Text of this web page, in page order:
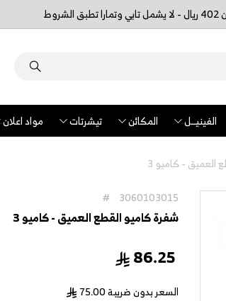
الفينيــل المكائن تيشرتات مواد اعلان
العميق - كاميو 3
3060103015
#
شفرة كاميو القطع العميق - كاميو 3
86.25
السعر بدون ضريبة75.00